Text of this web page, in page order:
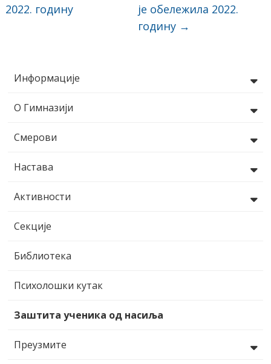
Информације
О Гимназији
Смерови
Настава
Активности
Секције
Библиотека
Психолошки кутак
Заштита ученика од насиља
Преузмите
2022. годину
је обележила 2022.
годину →